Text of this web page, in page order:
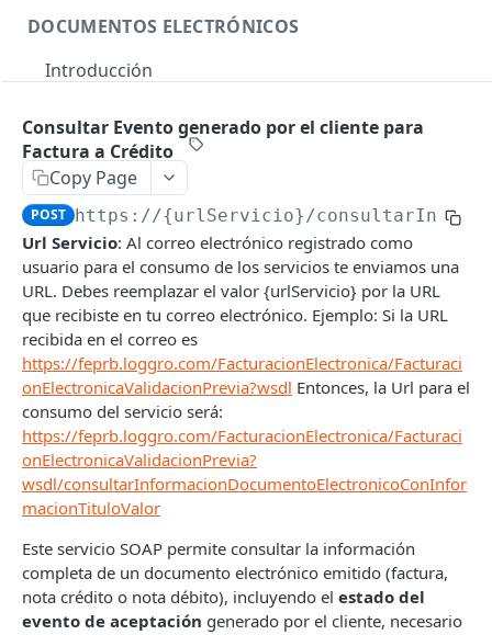
DOCUMENTOS ELECTRÓNICOS
Introducción
Facturación Electrónica
Introducción
Autenticación
Consultar información de resolución DIAN
POST
Generar Documento Electrónico POST
Generar Documentos Electrónicos
masivamente
Consultar Información Documento Electrónico
Consultar Información Documento Electrónico
por ID
Consultar Información Básica de Documentos
Electrónicos masivamente
Consultar Información Básica de Documentos
Electrónicos masivamente por ID
POST
Consultar Evento generado por el cliente para
Factura a Crédito
Copy Page
POST https://{urlServicio}/
Url Servicio: Al correo electrónico registrado como
usuario para el consumo de los servicios te enviamos una
URL. Debes reemplazar el valor {urlServicio} por la URL
que recibiste en tu correo electrónico. Ejemplo: Si la URL
recibida en el correo es
https://feprb.loggro.com/FacturacionElectronica/Facturaci
onElectronicaValidacionPrevia?wsdl Entonces, la Url para el
consumo del servicio será:
https://feprb.loggro.com/FacturacionElectronica/Facturaci
onElectronicaValidacionPrevia?
wsdl/consultarInformacionDocumentoElectronicoConInfor
macionTituloValor
Este servicio SOAP permite consultar la información
completa de un documento electrónico emitido (factura,
nota crédito o nota débito), incluyendo el estado del
evento de aceptación generado por el cliente, necesario